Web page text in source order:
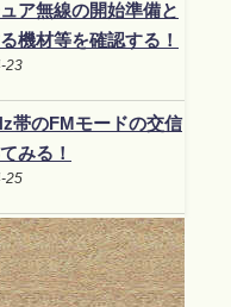
ア無線の開始準備と
機材等を確認する！
23
帯のFMモードの交信
みる！
25